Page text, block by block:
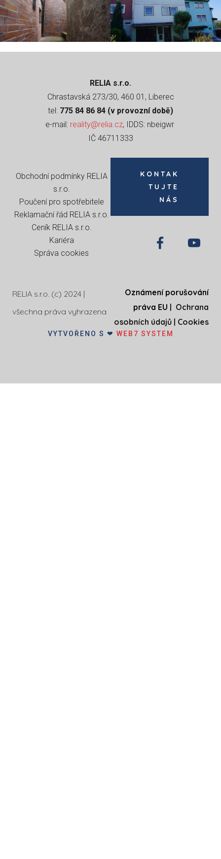
RELIA s.r.o.
Chrastavská 273/30, 460 01, Liberec
tel: 775 84 86 84 (v provozní době)
e-mail: reality@relia.cz, IDDS: nbeigwr
IČ 46711333
Obchodní podmínky RELIA
s.r.o.
Poučení pro spotřebitele
Reklamační řád RELIA s.r.o.
Ceník RELIA s.r.o.
Kariéra
Správa cookies
KONTAK
TUJTE
NÁS
RELIA s.r.o. (c) 2024 |
všechna práva vyhrazena
Oznámení porušování
práva EU | Ochrana
osobních údajů | Cookies
VYTVOŘENO S ❤ WEB7 SYSTEM